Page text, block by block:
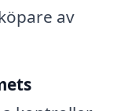
av